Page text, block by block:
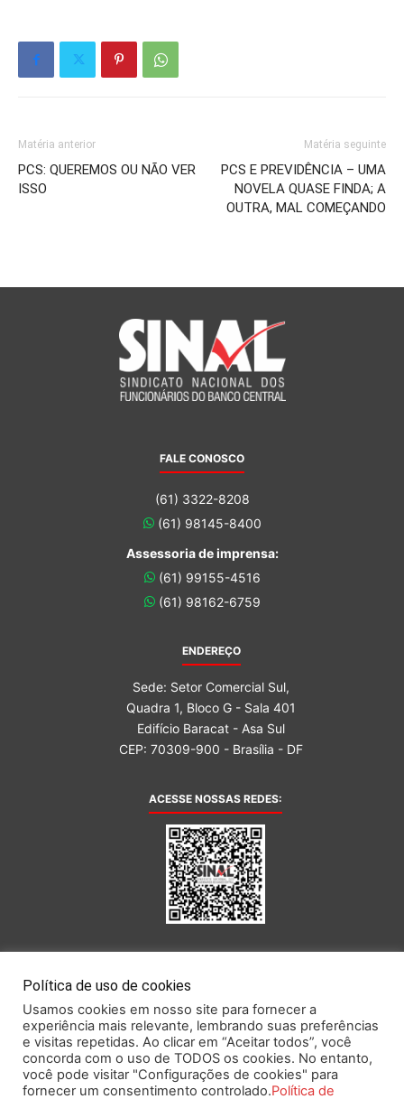
Matéria anterior
PCS: QUEREMOS OU NÃO VER
ISSO
Matéria seguinte
PCS E PREVIDÊNCIA – UMA
NOVELA QUASE FINDA; A
OUTRA, MAL COMEÇANDO
FALE CONOSCO
(61) 3322-8208
(61) 98145-8400
Assessoria de imprensa:
(61) 99155-4516
(61) 98162-6759
ENDEREÇO
Sede: Setor Comercial Sul,
Quadra 1, Bloco G - Sala 401
Edifício Baracat - Asa Sul
CEP: 70309-900 - Brasília - DF
ACESSE NOSSAS REDES:
Este portal obedece às prescrições da Lei Geral de Proteção de Dados.
Política de uso de cookies
Usamos cookies em nosso site para fornecer a
experiência mais relevante, lembrando suas preferências
e visitas repetidas. Ao clicar em “Aceitar todos”, você
concorda com o uso de TODOS os cookies. No entanto,
você pode visitar "Configurações de cookies" para
fornecer um consentimento controlado.Política de